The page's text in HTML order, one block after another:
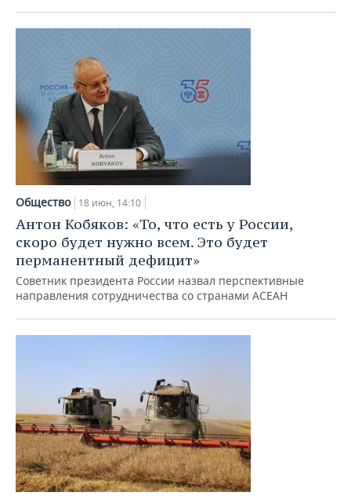
Общество 18 июн, 14:10
Антон Кобяков: «То, что есть у России,
скоро будет нужно всем. Это будет
перманентный дефицит»
Советник президента России назвал перспективные
направления сотрудничества со странами АСЕАН